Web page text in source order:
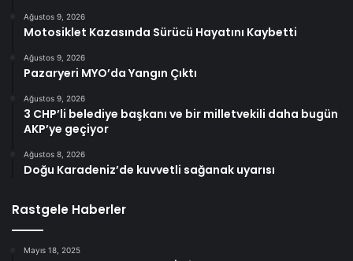
Ağustos 9, 2026
Motosiklet Kazasında Sürücü Hayatını Kaybetti
Ağustos 9, 2026
Pazaryeri MYO’da Yangın Çıktı
Ağustos 9, 2026
3 CHP’li belediye başkanı ve bir milletvekili daha bugün
AKP’ye geçiyor
Ağustos 8, 2026
Doğu Karadeniz’de kuvvetli sağanak uyarısı
Rastgele Haberler
Mayıs 18, 2025